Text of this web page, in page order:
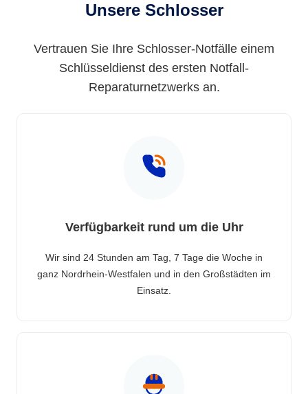
Unsere Schlosser
Vertrauen Sie Ihre Schlosser-Notfälle einem
Schlüsseldienst des ersten Notfall-
Reparaturnetzwerks an.
Verfügbarkeit rund um die Uhr
Wir sind 24 Stunden am Tag, 7 Tage die Woche in
ganz Nordrhein-Westfalen und in den Großstädten im
Einsatz.